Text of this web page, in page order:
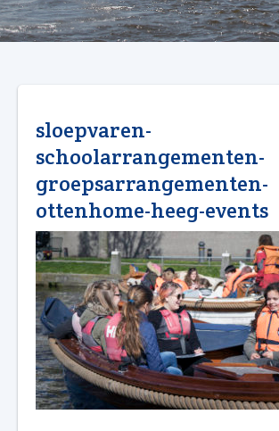
sloepvaren-
schoolarrangementen-
groepsarrangementen-
ottenhome-heeg-events